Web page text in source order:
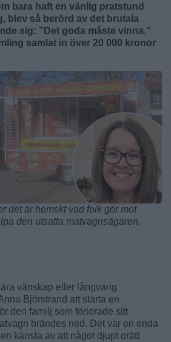
bara haft en vänlig pratstund
blev så berörd av det brutala
sig: ”Det goda måste vinna.”
samlat in över 20 000 kronor
det är hemskt vad folk gör mot
den utsatta matvagnsägaren.
vänskap eller långvarig
Björstrand att starta en
den familj som förlorade sitt
brändes ned. Det var en enda
känsla av att något djupt orätt